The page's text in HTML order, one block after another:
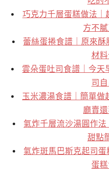
巧克力千層蛋糕做法｜
方不
蕾絲蛋捲食譜｜原來
材
雲朵蛋吐司食譜｜今天
司
玉米濃湯食譜｜簡單做
廳賣
氣炸千層流沙湯圓作
甜點
氣炸斑馬巴斯克起司
蛋